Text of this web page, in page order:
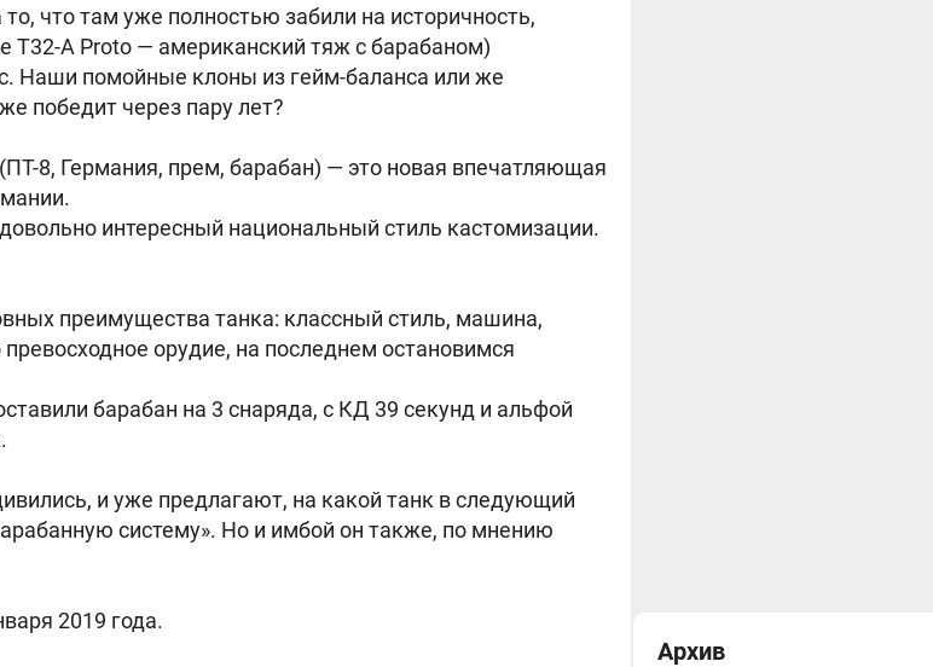
что там уже полностью забили на историчность,
T32-A Proto — американский тяж с барабаном)
Наши помойные клоны из гейм-баланса или же
победит через пару лет?
8, Германия, прем, барабан) — это новая впечатляющая
интересный национальный стиль кастомизации.
преимущества танка: классный стиль, машина,
орудие, на последнем остановимся
барабан на 3 снаряда, с КД 39 секунд и альфой
и уже предлагают, на какой танк в следующий
систему». Но и имбой он также, по мнению
2019 года.
Архив